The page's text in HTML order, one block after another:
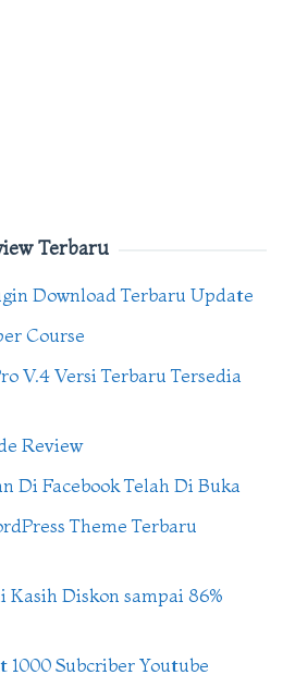
Terbaru
Download Terbaru Update
Course
V.4 Versi Terbaru Tersedia
Review
Di Facebook Telah Di Buka
Theme Terbaru
Diskon sampai 86%
Subcriber Youtube